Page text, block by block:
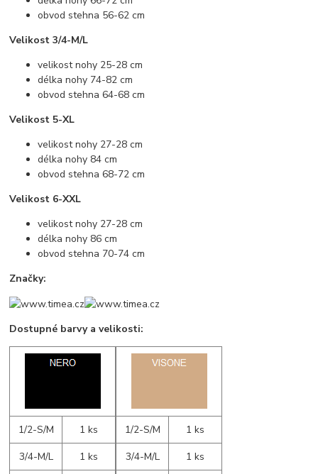
obvod stehna 56-62 cm
Velikost 3/4-M/L
velikost nohy 25-28 cm
délka nohy 74-82 cm
obvod stehna 64-68 cm
Velikost 5-XL
velikost nohy 27-28 cm
délka nohy 84 cm
obvod stehna 68-72 cm
Velikost 6-XXL
velikost nohy 27-28 cm
délka nohy 86 cm
obvod stehna 70-74 cm
Značky:
Dostupné barvy a velikosti:
1/2-S/M
1 ks
3/4-M/L
1 ks
1/2-S/M
1 ks
3/4-M/L
1 ks